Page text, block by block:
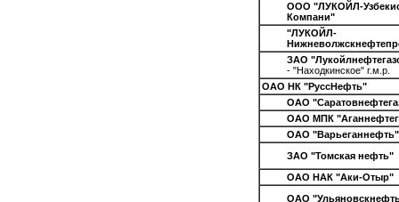
ООО "ЛУКОЙЛ-
Компани"
"ЛУКОЙЛ-
ЗАО
- "Находкинское" г.м.р.
ОАО НК "РуссНефть"
ОАО
ОАО МПК
ОАО "Варьеганнефть"
ЗАО "Томская нефть"
ОАО НАК "Аки-Отыр"
ОАО